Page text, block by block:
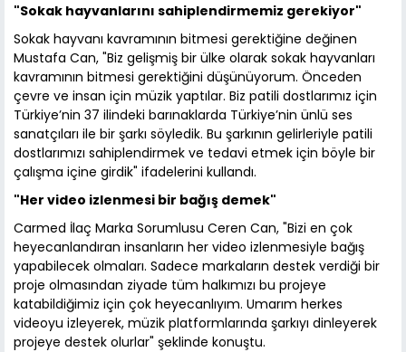
"Sokak hayvanlarını sahiplendirmemiz gerekiyor"
Sokak hayvanı kavramının bitmesi gerektiğine değinen
Mustafa Can, "Biz gelişmiş bir ülke olarak sokak hayvanları
kavramının bitmesi gerektiğini düşünüyorum. Önceden
çevre ve insan için müzik yaptılar. Biz patili dostlarımız için
Türkiye’nin 37 ilindeki barınaklarda Türkiye’nin ünlü ses
sanatçıları ile bir şarkı söyledik. Bu şarkının gelirleriyle patili
dostlarımızı sahiplendirmek ve tedavi etmek için böyle bir
çalışma içine girdik" ifadelerini kullandı.
"Her video izlenmesi bir bağış demek"
Carmed İlaç Marka Sorumlusu Ceren Can, "Bizi en çok
heyecanlandıran insanların her video izlenmesiyle bağış
yapabilecek olmaları. Sadece markaların destek verdiği bir
proje olmasından ziyade tüm halkımızı bu projeye
katabildiğimiz için çok heyecanlıyım. Umarım herkes
videoyu izleyerek, müzik platformlarında şarkıyı dinleyerek
projeye destek olurlar" şeklinde konuştu.